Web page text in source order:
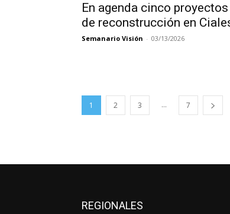
En agenda cinco proyectos
de reconstrucción en
Semanario Visión - 03/13/2026
1 2 3 ... 7
REGIONALES